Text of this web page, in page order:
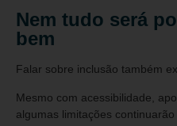
Nem tudo será
bem
Falar sobre inclusão também
Mesmo com acessibilidade,
algumas limitações